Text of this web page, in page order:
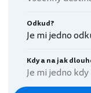
Odkud?
Je mi jedno
Kdy a na jak
Je mi jedno kdy